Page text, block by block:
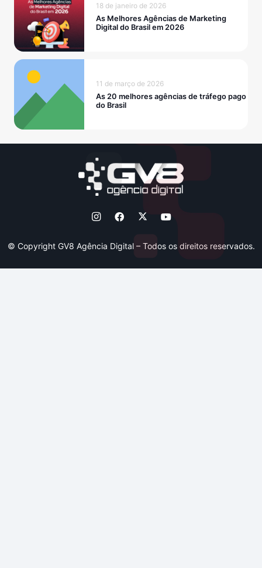
18 de janeiro de 2026
As Melhores Agências de Marketing
Digital do Brasil em 2026
11 de março de 2026
As 20 melhores agências de tráfego pago
do Brasil
© Copyright GV8 Agência Digital – Todos os direitos reservados.